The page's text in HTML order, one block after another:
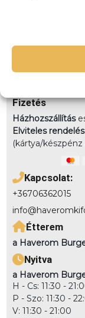
3-4km-közt: 990
7km-8km-ig:
Elvitel:
vagy akár
Fizetés
Házhozszállítás
Elviteles
(kártya/
Kapcsolat:
+36706362015
Étterem
a Haverom
Nyitva
a Haverom
H - Cs: 11:30 -
P - Szo: 11:30 -
V: 11:30 - 21:00